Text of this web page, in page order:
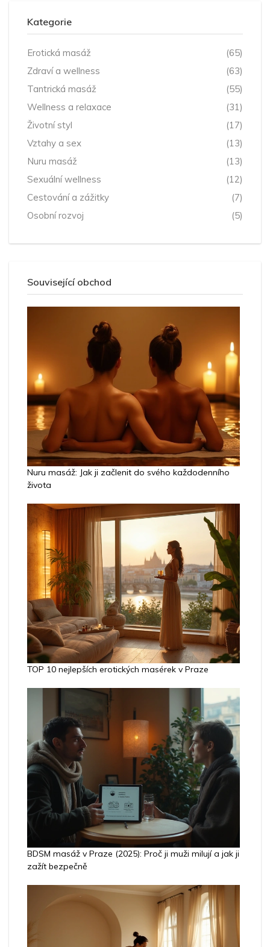
Kategorie
Erotická masáž
(65)
Zdraví a wellness
(63)
Tantrická masáž
(55)
Wellness a relaxace
(31)
Životní styl
(17)
Vztahy a sex
(13)
Nuru masáž
(13)
Sexuální wellness
(12)
Cestování a zážitky
(7)
Osobní rozvoj
(5)
Související obchod
Nuru masáž: Jak ji začlenit do svého každodenního
života
TOP 10 nejlepších erotických masérek v Praze
BDSM masáž v Praze (2025): Proč ji muži milují a jak ji
zažít bezpečně